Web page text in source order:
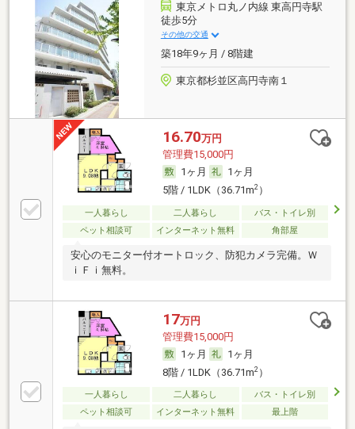
東京メトロ丸ノ内線 東高円寺駅
徒歩5分
その他の交通
築18年9ヶ月 / 8階建
東京都杉並区高円寺南１
16.70万円
管理費15,000円
1ヶ月
1ヶ月
5階 / 1LDK（36.71m2）
一人暮らし 二人暮らし
バス・トイレ別
ペット相談可
インターネット無料 角部屋
安心のモニター付オートロック、防犯カメラ完備。Ｗ
ｉＦｉ無料。
17万円
管理費15,000円
1ヶ月
1ヶ月
8階 / 1LDK（36.71m2）
一人暮らし 二人暮らし
バス・トイレ別
ペット相談可
インターネット無料 最上階